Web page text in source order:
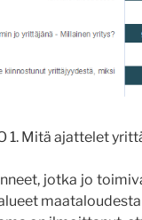
1. Mitä ajattelet
jotka jo